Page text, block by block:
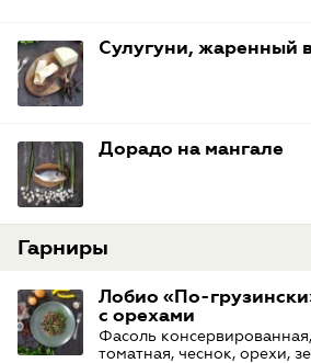
Сулугуни, жаренный
Дорадо на мангале
Гарниры
Лобио «По-
с орехами
Фасоль консервированная,
томатная, чеснок, орехи,